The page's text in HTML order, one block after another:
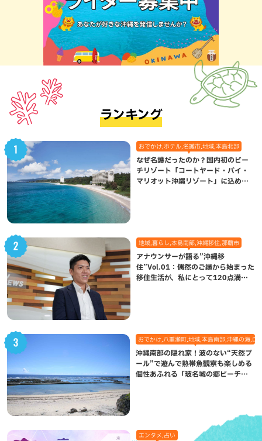
ランキング
おでかけ,ホテル,名護市,地域,本島北部
なぜ名護だったのか？国内初のビー
チリゾート「コートヤード・バイ・
マリオット沖縄リゾート」に込めら
地域,暮らし,本島南部,沖縄移住,那覇市
アナウンサーが語る”沖縄移
住”Vol.01：偶然のご縁から始まった
移住生活が、私にとって120点満点
おでかけ,八重瀬町,地域,本島南部,沖縄の海,自
沖縄南部の隠れ家！波のない“天然プ
ール”で遊んで熱帯魚観察も楽しめる
個性あふれる「玻名城の郷ビーチ」
エンタメ,占い